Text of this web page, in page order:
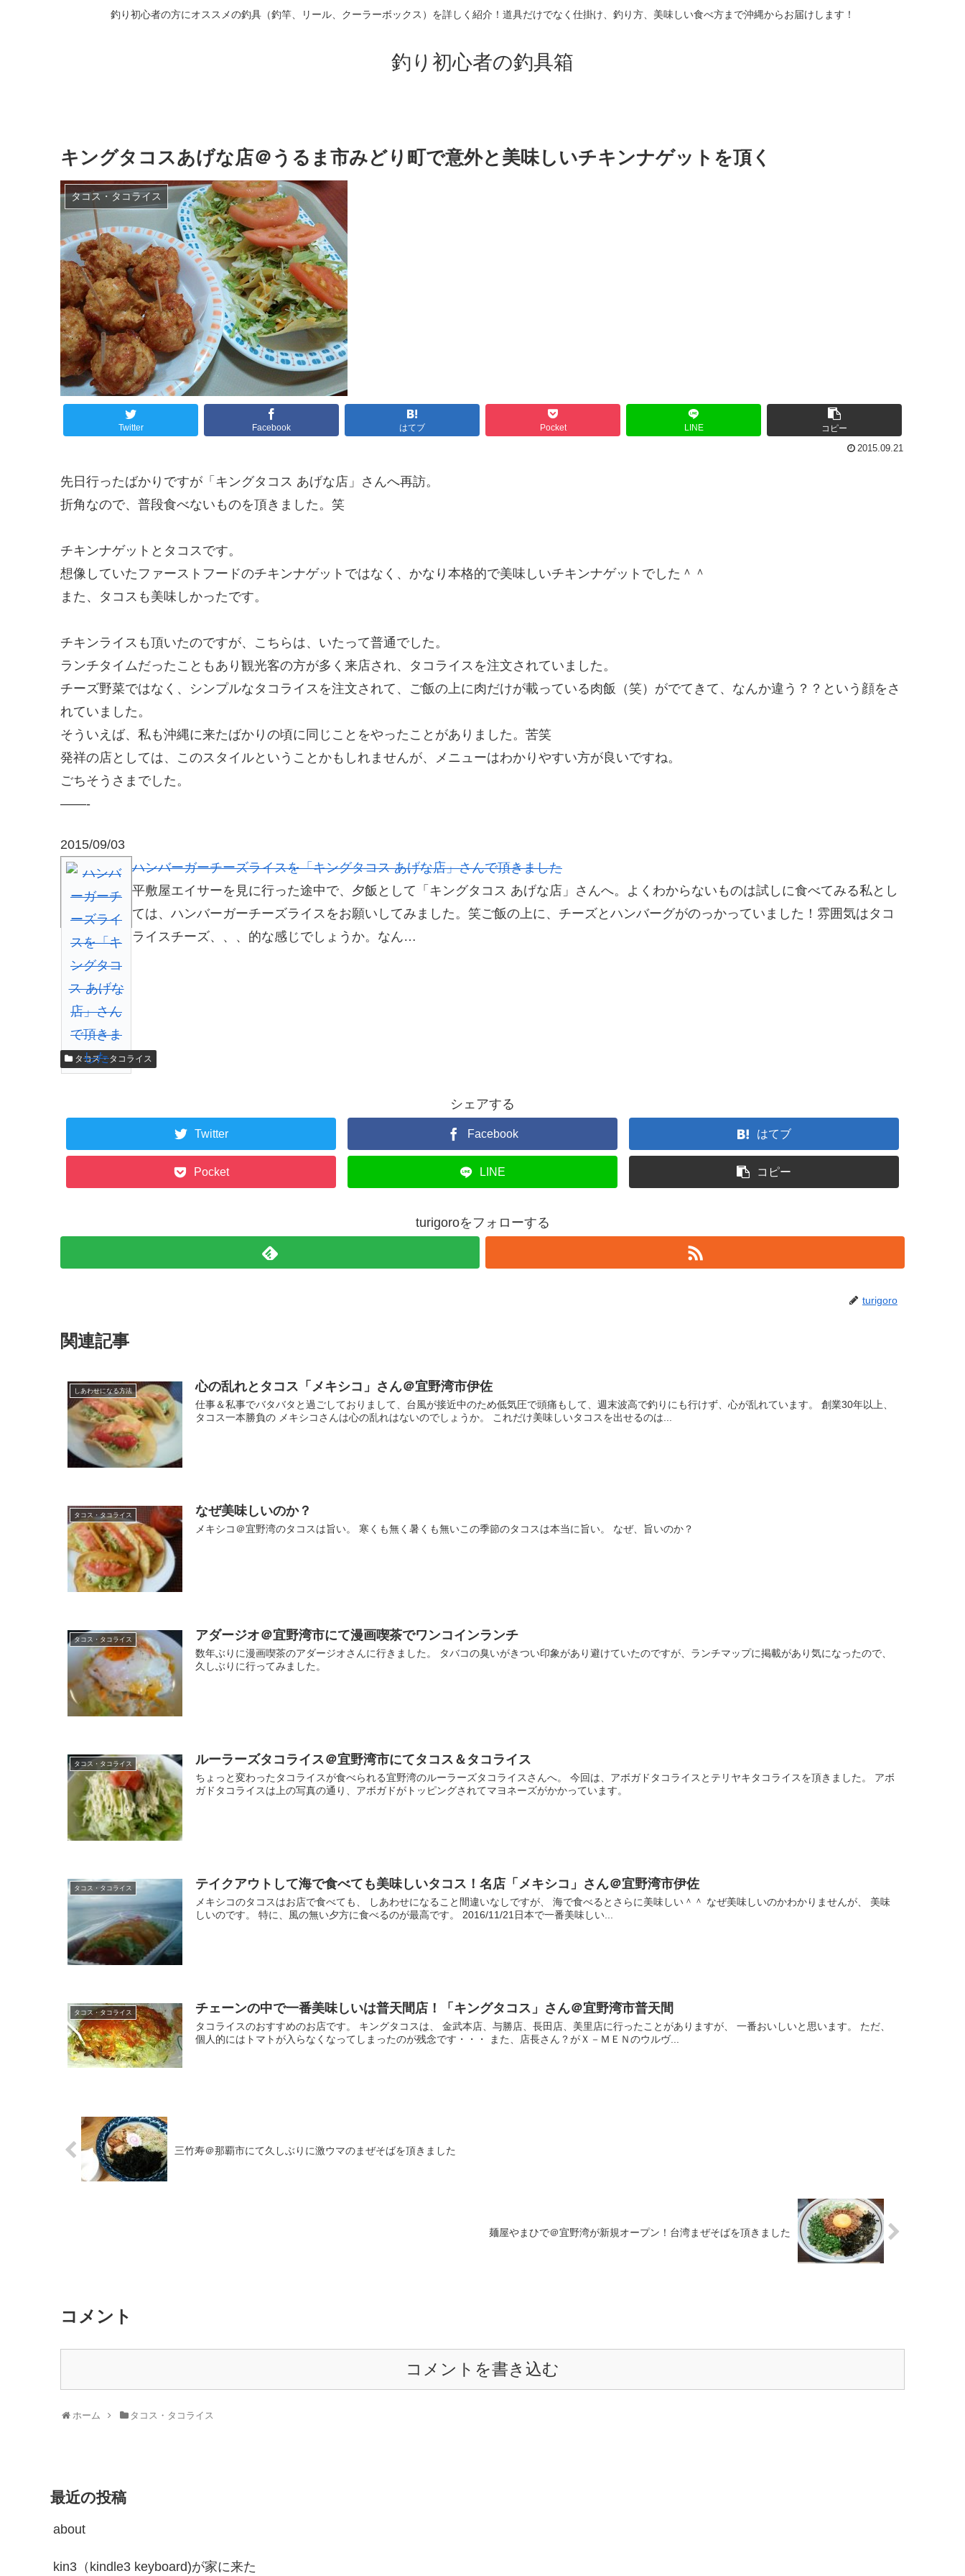
釣り初心者の方にオススメの釣具（釣竿、リール、クーラーボックス）を詳しく紹介！道具だけでなく仕掛け、釣り方、美味しい食べ方まで沖縄からお届けします！
釣り初心者の釣具箱
キングタコスあげな店＠うるま市みどり町で意外と美味しいチキンナゲットを頂く
タコス・タコライス
Twitter Facebook はてブ Pocket LINE
コピー
2015.09.21
先日行ったばかりですが「キングタコス あげな店」さんへ再訪。
折角なので、普段食べないものを頂きました。笑
チキンナゲットとタコスです。
想像していたファーストフードのチキンナゲットではなく、かなり本格的で美味しいチキンナゲットでした＾＾
また、タコスも美味しかったです。
チキンライスも頂いたのですが、こちらは、いたって普通でした。
ランチタイムだったこともあり観光客の方が多く来店され、タコライスを注文されていました。
チーズ野菜ではなく、シンプルなタコライスを注文されて、ご飯の上に肉だけが載っている肉飯（笑）がでてきて、なんか違う？？という顔をさ
れていました。
そういえば、私も沖縄に来たばかりの頃に同じことをやったことがありました。苦笑
発祥の店としては、このスタイルということかもしれませんが、メニューはわかりやすい方が良いですね。
ごちそうさまでした。
——-
2015/09/03
ハンバーガーチーズライスを「キングタコス あげな店」さんで頂きました
平敷屋エイサーを見に行った途中で、夕飯として「キングタコス あげな店」さんへ。よくわからないものは試しに食べてみる私とし
ては、ハンバーガーチーズライスをお願いしてみました。笑ご飯の上に、チーズとハンバーグがのっかっていました！雰囲気はタコ
ライスチーズ、、、的な感じでしょうか。なん…
タコス・タコライス
シェアする
Twitter Facebook はてブ
Pocket LINE コピー
turigoroをフォローする
turigoro
関連記事
しあわせになる方法 心の乱れとタコス「メキシコ」さん＠宜野湾市伊佐
仕事＆私事でバタバタと過ごしておりまして、台風が接近中のため低気圧で頭痛もして、週末波高で釣りにも行けず、心が乱れています。 創業30年以上、
タコス一本勝負の メキシコさんは心の乱れはないのでしょうか。 これだけ美味しいタコスを出せるのは...
タコス・タコライス なぜ美味しいのか？
メキシコ＠宜野湾のタコスは旨い。 寒くも無く暑くも無いこの季節のタコスは本当に旨い。 なぜ、旨いのか？
タコス・タコライス アダージオ＠宜野湾市にて漫画喫茶でワンコインランチ
数年ぶりに漫画喫茶のアダージオさんに行きました。 タバコの臭いがきつい印象があり避けていたのですが、ランチマップに掲載があり気になったので、
久しぶりに行ってみました。
タコス・タコライス ルーラーズタコライス＠宜野湾市にてタコス＆タコライス
ちょっと変わったタコライスが食べられる宜野湾のルーラーズタコライスさんへ。 今回は、アボガドタコライスとテリヤキタコライスを頂きました。 アボ
ガドタコライスは上の写真の通り、アボガドがトッピングされてマヨネーズがかかっています。
タコス・タコライス テイクアウトして海で食べても美味しいタコス！名店「メキシコ」さん＠宜野湾市伊佐
メキシコのタコスはお店で食べても、 しあわせになること間違いなしですが、 海で食べるとさらに美味しい＾＾ なぜ美味しいのかわかりませんが、 美味
しいのです。 特に、風の無い夕方に食べるのが最高です。 2016/11/21日本で一番美味しい...
タコス・タコライス チェーンの中で一番美味しいは普天間店！「キングタコス」さん＠宜野湾市普天間
タコライスのおすすめのお店です。 キングタコスは、 金武本店、与勝店、長田店、美里店に行ったことがありますが、 一番おいしいと思います。 ただ、
個人的にはトマトが入らなくなってしまったのが残念です・・・ また、店長さん？がＸ－ＭＥＮのウルヴ...
三竹寿＠那覇市にて久しぶりに激ウマのまぜそばを頂きました
麺屋やまひで＠宜野湾が新規オープン！台湾まぜそばを頂きました
コメント
コメントを書き込む
ホーム タコス・タコライス
最近の投稿
about
kin3（kindle3 keyboard)が家に来た